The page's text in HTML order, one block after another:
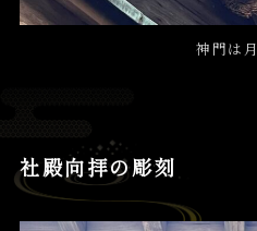
神門は
社殿向拝の彫刻